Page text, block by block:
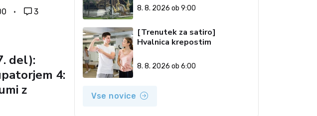
eden od
v...
3
del):
4:
z
8. 8. 2026 ob 9:00
[Trenutek za satiro]
Hvalnica krepostim
8. 8. 2026 ob 6:00
Vse novice